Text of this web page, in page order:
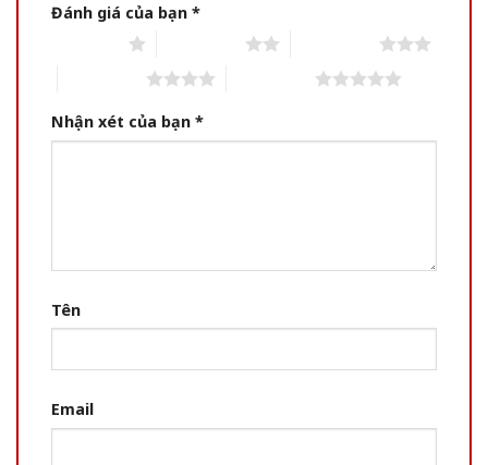
Đánh giá của bạn *
Nhận xét của bạn *
Tên
Email